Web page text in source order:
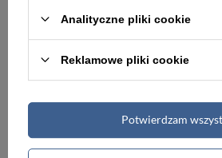
PROMOCJA
Analityczne pliki cookie
Reklamowe pliki cookie
Potwierdzam